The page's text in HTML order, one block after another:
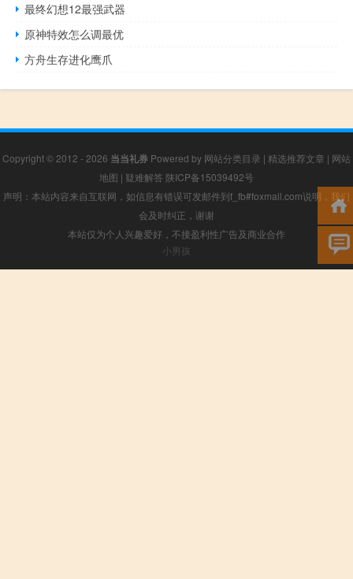
最终幻想12最强武器
原神特效怎么调最优
方舟生存进化鹰爪
Copyright © 2012 - 2026 当当礼券 Powered by 网站分类目录 | 精选推荐文章 | 网站
地图 | 疑难解答 陕ICP备15039492号
声明：本站内容来自互联网，如信息有错误可发邮件到f_fb#foxmail.com说明，我们
会及时纠正，谢谢
本站仅为个人兴趣爱好，不接盈利性广告及商业合作
小男孩